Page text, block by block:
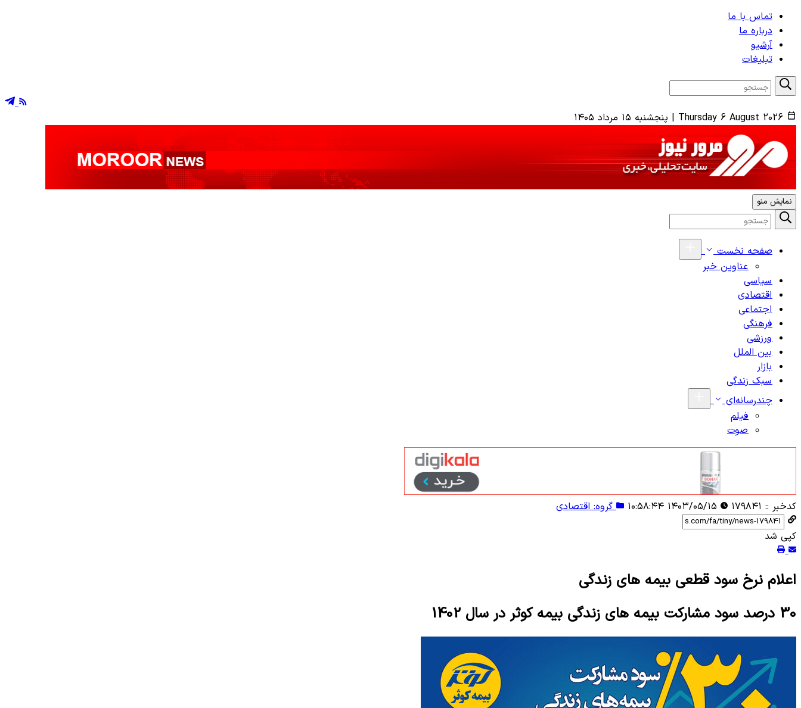
تماس با ما
درباره ما
آرشیو
تبلیغات
Thursday 6 August 2026
| پنجشنبه ۱۵ مرداد ۱۴۰۵
نمایش منو
صفحه نخست
عناوین خبر
سیاسی
اقتصادی
اجتماعی
فرهنگی
ورزشی
بین الملل
بازار
سبک زندگی
چندرسانه‌ای
فیلم
صوت
کدخبر :: ۱۷۹۸۴۱ گروه: اقتصادی
کپی شد
اعلام نرخ سود قطعی بیمه های زندگی
30 درصد سود مشارکت بیمه های زندگی بیمه کوثر در سال 1402